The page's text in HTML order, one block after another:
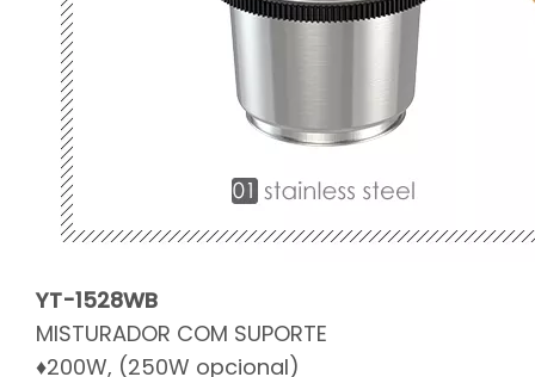
YT-1528WB
MISTURADOR COM SUPORTE
♦200W, (250W opcional)